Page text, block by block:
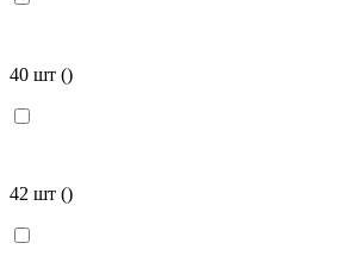
40 шт ()
42 шт ()